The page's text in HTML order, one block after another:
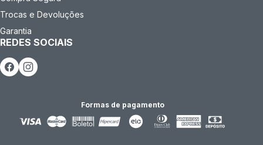
Trocas e Devoluções
Garantia
REDES SOCIAIS
Formas de pagamento